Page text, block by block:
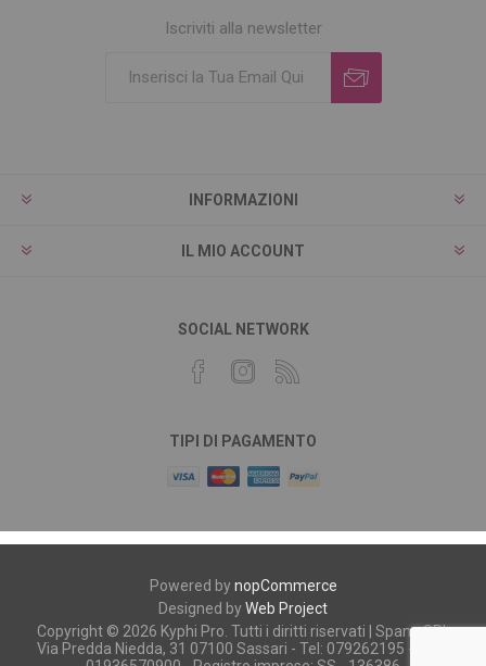
Iscriviti alla newsletter
INFORMAZIONI
IL MIO ACCOUNT
SOCIAL NETWORK
TIPI DI PAGAMENTO
Powered bynopCommerce
Designed byWeb Project
Copyright © 2026 Kyphi Pro. Tutti i diritti riservati | Spano SRL
Via Predda Niedda, 31 07100 Sassari - Tel: 079262195 - P.iva: